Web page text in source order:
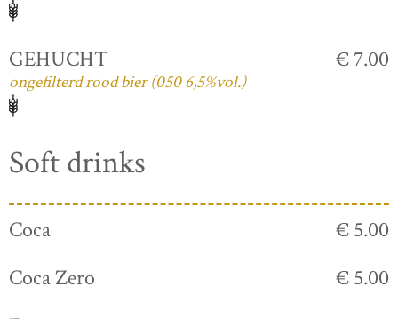
GEHUCHT
ongefilterd rood bier (050 6,5%vol.)
€ 7.00
Soft drinks
Coca
€ 5.00
Coca Zero
€ 5.00